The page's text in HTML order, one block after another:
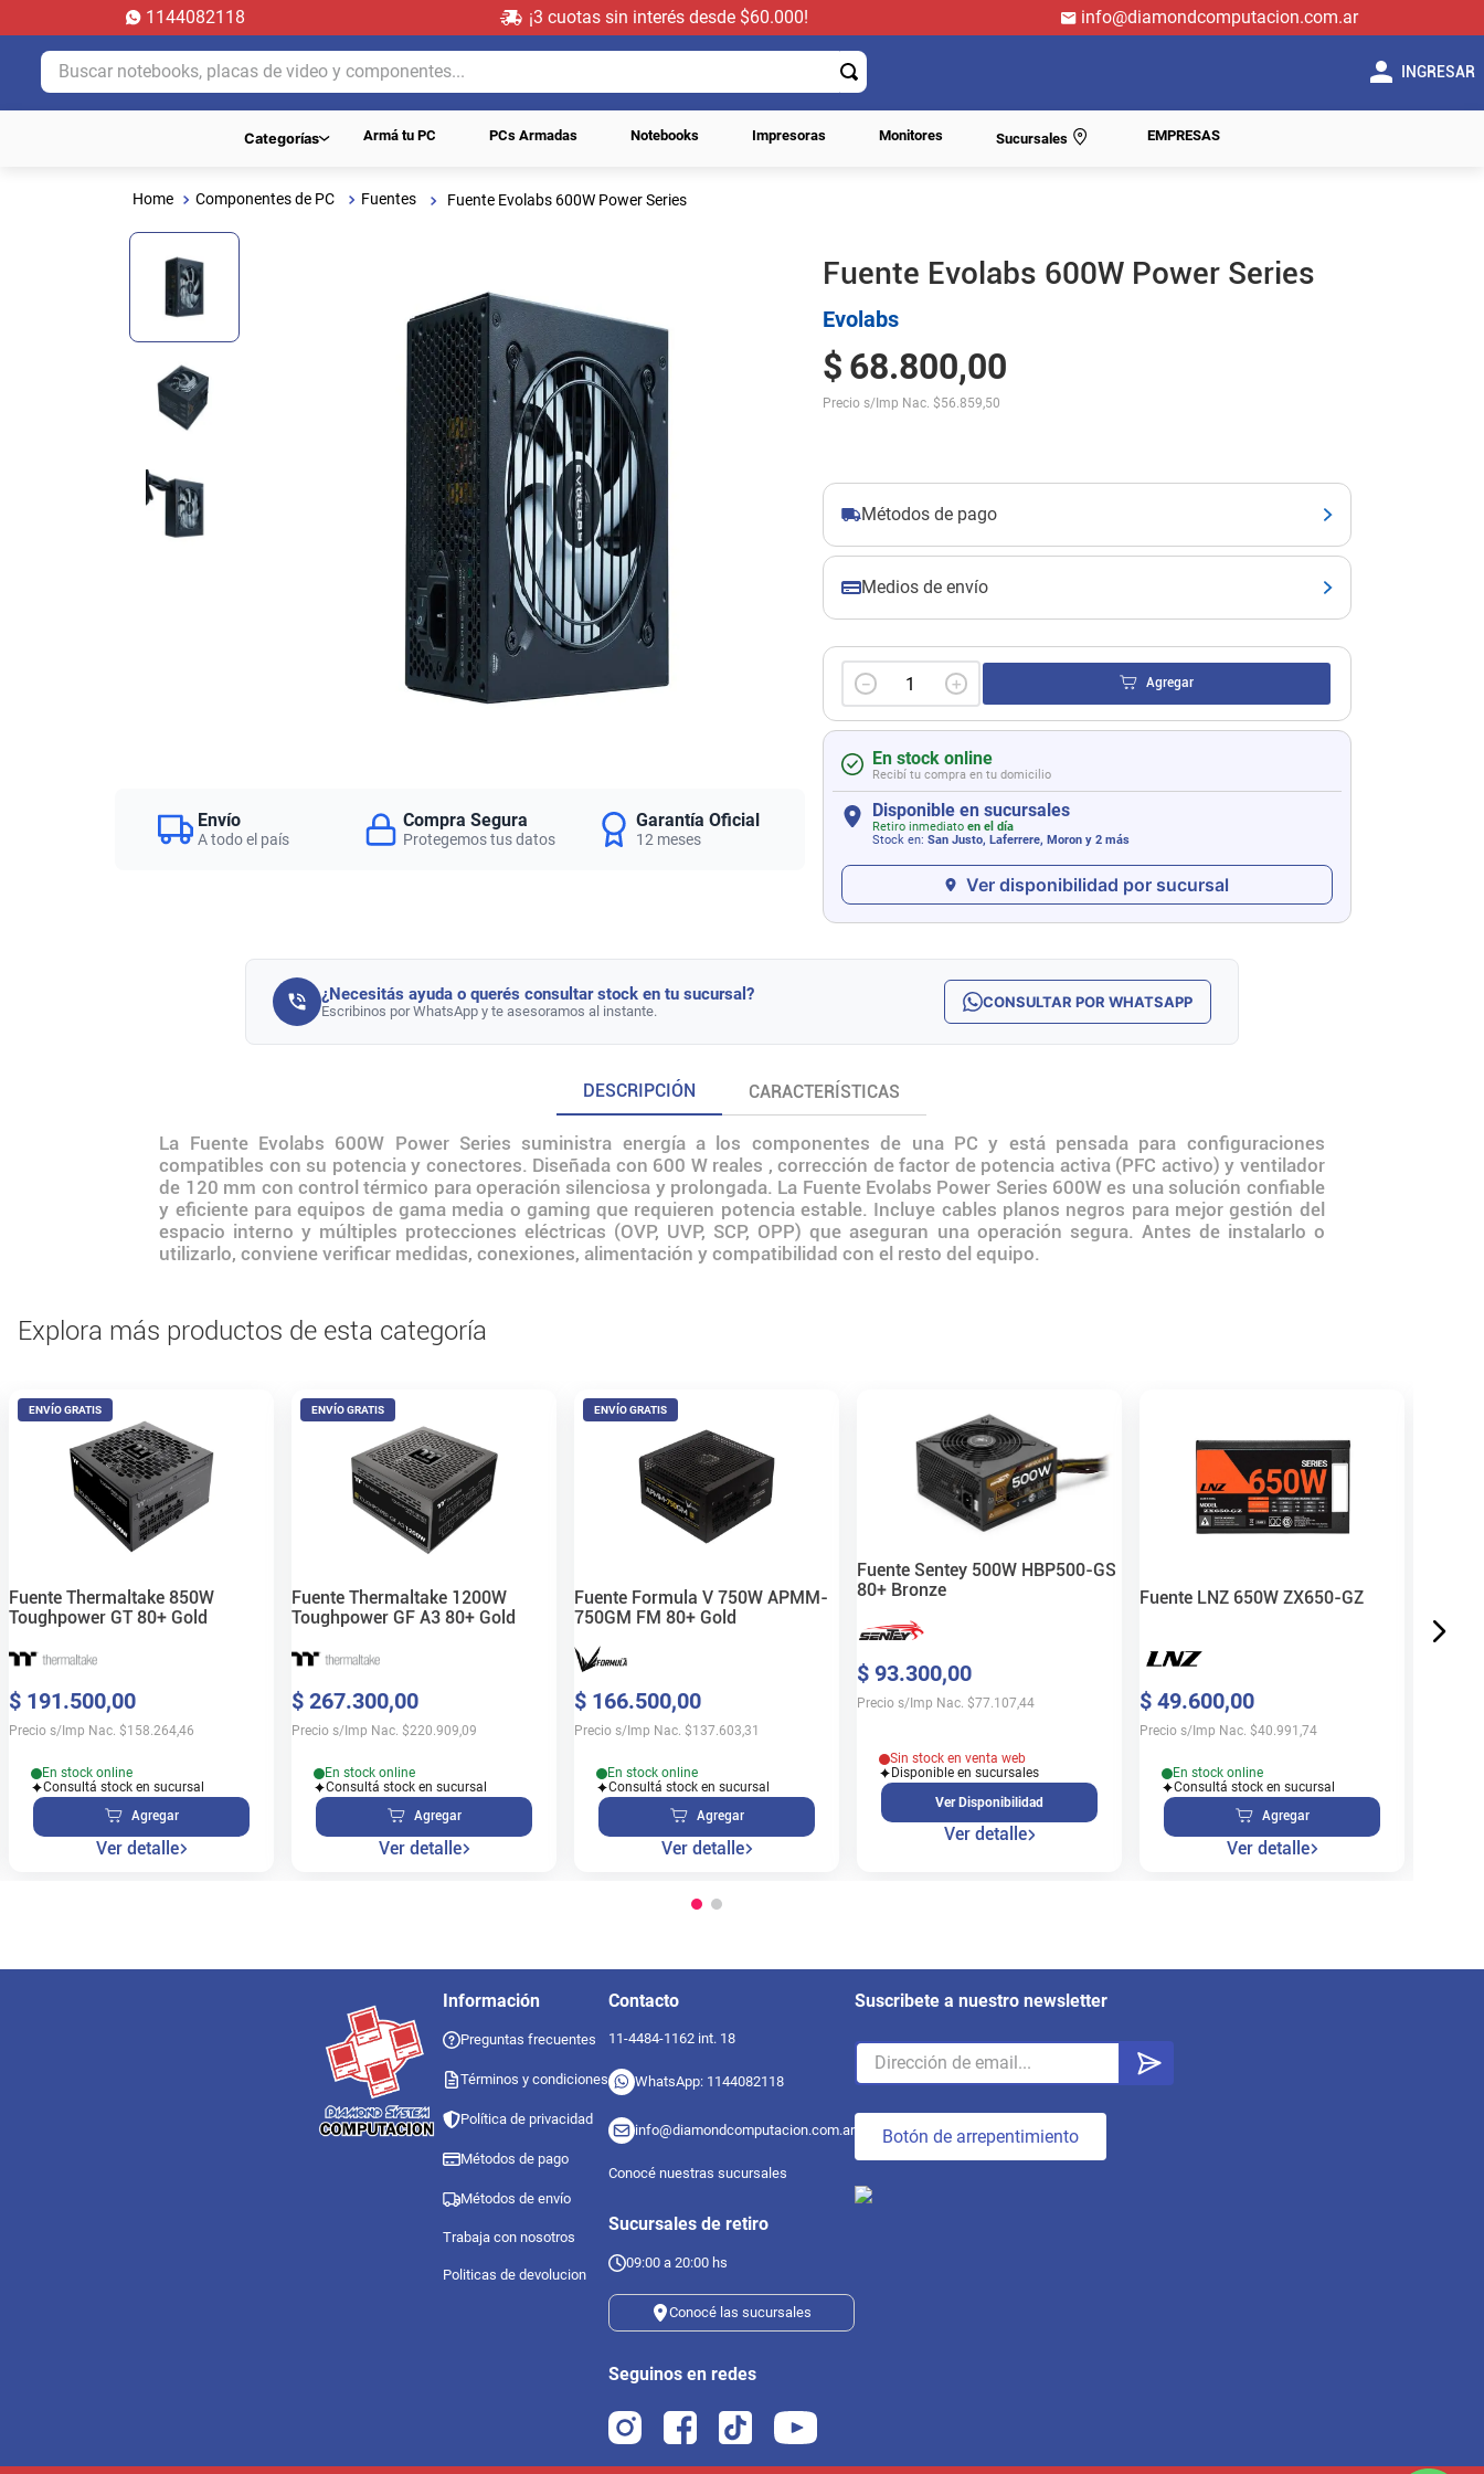
1144082118 ¡3 cuotas sin interés desde $60.000!
info@diamondcomputacion.com.ar
Buscar notebooks, placas de video y componentes...
INGRESAR
Categorías Armá tu PC PCs Armadas Notebooks Impresoras Monitores Sucursales EMPRESAS
Componentes de PC Fuentes Fuente Evolabs 600W Power Series
Envío
A todo el país
Compra Segura
Protegemos tus datos
Garantía Oficial
12 meses
Fuente Evolabs 600W Power Series
Evolabs
$ 68.800,00
Precio s/Imp Nac. $56.859,50
Métodos de pago
Medios de envío
＋
－ Agregar
En stock online
Recibí tu compra en tu domicilio
Disponible en sucursales
Retiro inmediato en el día
Stock en: San Justo, Laferrere, Morony 2 más
Ver disponibilidad por sucursal
¿Necesitás ayuda o querés consultar stock en tu sucursal?
Escribinos por WhatsApp y te asesoramos al instante. CONSULTAR POR WHATSAPP
DESCRIPCIÓN CARACTERÍSTICAS
La Fuente Evolabs 600W Power Series suministra energía a los componentes de una PC y está pensada para configuraciones
compatibles con su potencia y conectores. Diseñada con 600 W reales , corrección de factor de potencia activa (PFC activo) y ventilador
de 120 mm con control térmico para operación silenciosa y prolongada. La Fuente Evolabs Power Series 600W es una solución confiable
y eficiente para equipos de gama media o gaming que requieren potencia estable. Incluye cables planos negros para mejor gestión del
espacio interno y múltiples protecciones eléctricas (OVP, UVP, SCP, OPP) que aseguran una operación segura. Antes de instalarlo o
utilizarlo, conviene verificar medidas, conexiones, alimentación y compatibilidad con el resto del equipo.
Explora más productos de esta categoría
ENVÍO GRATIS
Fuente Thermaltake 850W
Toughpower GT 80+ Gold
$ 191.500,00
Precio s/Imp Nac. $158.264,46
En stock online
Consultá stock en sucursal
Agregar
Ver detalle
ENVÍO GRATIS
Fuente Thermaltake 1200W
Toughpower GF A3 80+ Gold
$ 267.300,00
Precio s/Imp Nac. $220.909,09
En stock online
Consultá stock en sucursal
Agregar
Ver detalle
ENVÍO GRATIS
Fuente Formula V 750W APMM-
750GM FM 80+ Gold
$ 166.500,00
Precio s/Imp Nac. $137.603,31
En stock online
Consultá stock en sucursal
Agregar
Ver detalle
Fuente Sentey 500W HBP500-GS
80+ Bronze
$ 93.300,00
Precio s/Imp Nac. $77.107,44
Sin stock en venta web
Disponible en sucursales
Ver Disponibilidad
Ver detalle
Fuente LNZ 650W ZX650-GZ
$ 49.600,00
Precio s/Imp Nac. $40.991,74
En stock online
Consultá stock en sucursal
Agregar
Ver detalle
Información
Preguntas frecuentes
Términos y condiciones
Política de privacidad
Métodos de pago
Métodos de envío
Trabaja con nosotros
Politicas de devolucion
Contacto
11-4484-1162 int. 18
WhatsApp: 1144082118
info@diamondcomputacion.com.ar
Conocé nuestras sucursales
Sucursales de retiro
09:00 a 20:00 hs
Conocé las sucursales
Seguinos en redes
Suscribete a nuestro newsletter
Botón de arrepentimiento